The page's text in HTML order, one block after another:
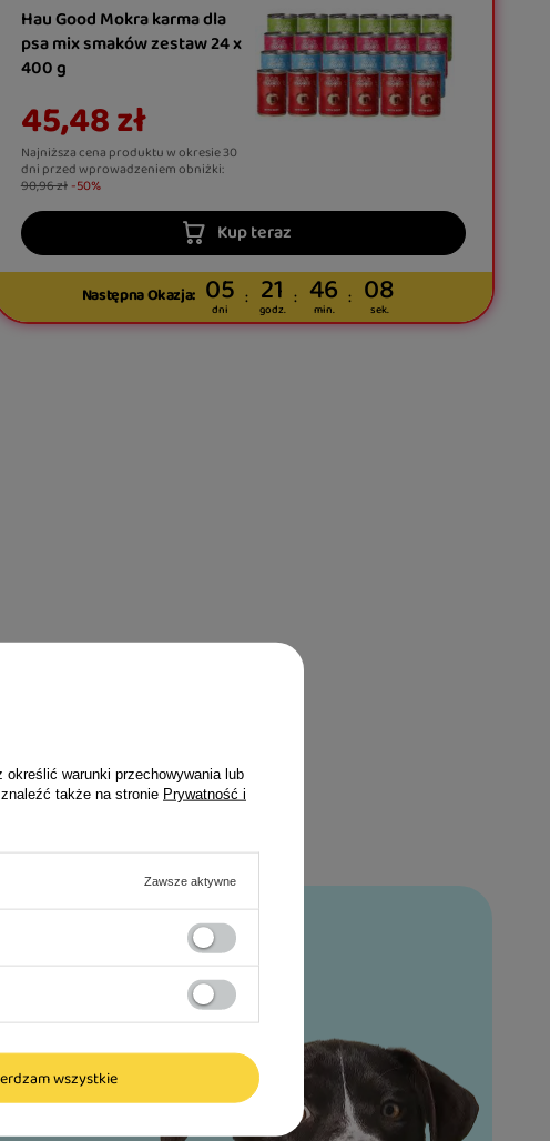
Hau Good Mokra karma dla
psa mix smaków zestaw 24 x
400 g
45,48 zł
Najniższa cena produktu w okresie 30
dni przed wprowadzeniem obniżki:
90,96 zł -50%
Kup teraz
Następna Okazja:
dni
05 godz.
21 min.
46 sek.
08
określić warunki przechowywania lub
także na stronie Prywatność i
Zawsze aktywne
wszystkie